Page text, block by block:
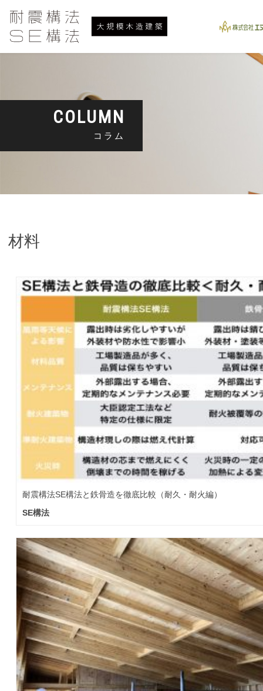
COLUMN
コラム
材料
耐震構法SE構法と鉄骨造を徹底比較（耐久・耐火編）
SE構法